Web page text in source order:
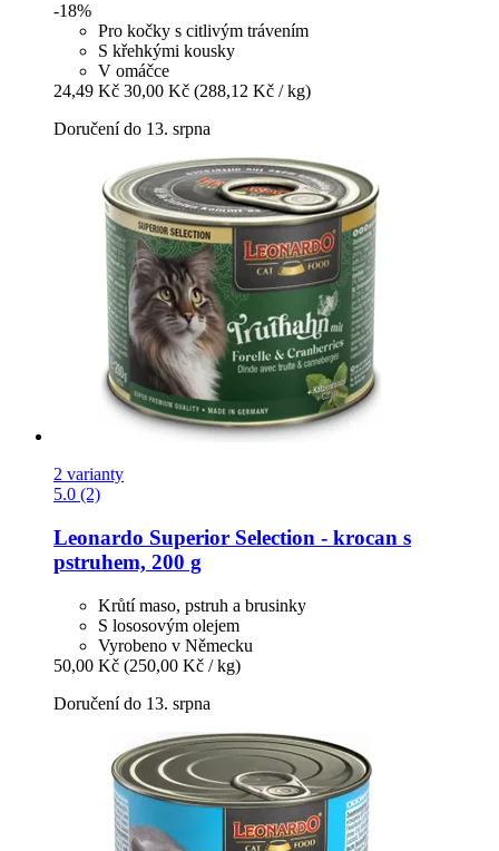
-18%
Pro kočky s citlivým trávením
S křehkými kousky
V omáčce
24,49 Kč 30,00 Kč (288,12 Kč / kg)
Doručení do 13. srpna
2 varianty
5.0 (2)
Leonardo Superior Selection -​ krocan s
pstruhem, 200 g
Krůtí maso, pstruh a brusinky
S lososovým olejem
Vyrobeno v Německu
50,00 Kč (250,00 Kč / kg)
Doručení do 13. srpna